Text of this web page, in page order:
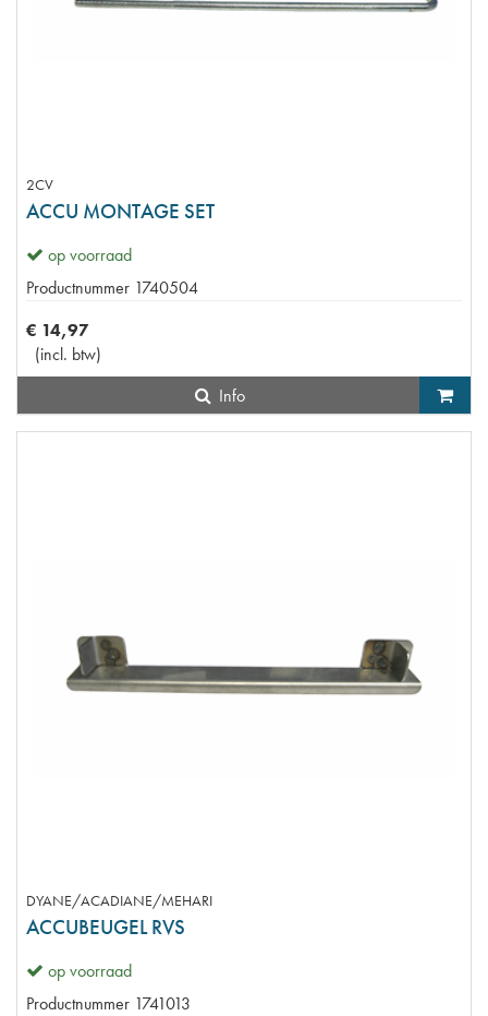
2CV
ACCU MONTAGE SET
op voorraad
Productnummer 1740504
€ 14,97
(incl. btw)
Info
DYANE/ACADIANE/MEHARI
ACCUBEUGEL RVS
op voorraad
Productnummer 1741013